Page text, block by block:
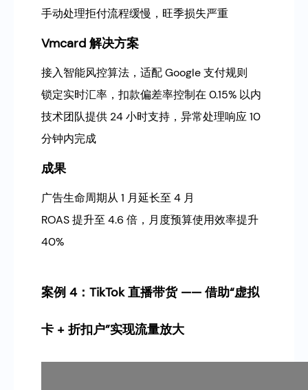
手动处理拒付流程缓慢，旺季损失严重
Vmcard 解决方案
接入智能风控算法，适配 Google 支付规则
锁定实时汇率，扣款偏差率控制在 0.15% 以内
技术团队提供 24 小时支持，异常处理响应 10
分钟内完成
成果
广告生命周期从 1 月延长至 4 月
ROAS 提升至 4.6 倍，月度预算使用效率提升
40%
案例 4：TikTok 直播带货 —— 借助“虚拟
卡 + 折扣户”实现流量放大